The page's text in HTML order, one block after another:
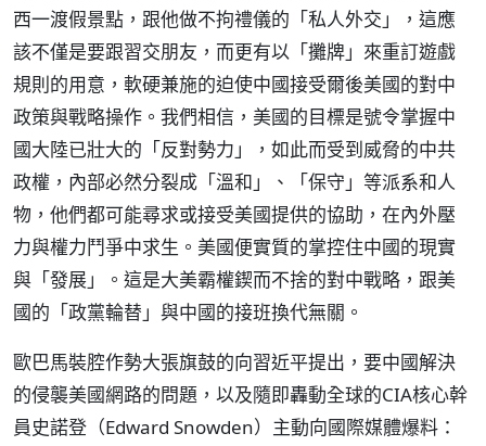
西一渡假景點，跟他做不拘禮儀的「私人外交」，這應
該不僅是要跟習交朋友，而更有以「攤牌」來重訂遊戲
規則的用意，軟硬兼施的迫使中國接受爾後美國的對中
政策與戰略操作。我們相信，美國的目標是號令掌握中
國大陸已壯大的「反對勢力」，如此而受到威脅的中共
政權，內部必然分裂成「溫和」、「保守」等派系和人
物，他們都可能尋求或接受美國提供的協助，在內外壓
力與權力鬥爭中求生。美國便實質的掌控住中國的現實
與「發展」。這是大美霸權鍥而不捨的對中戰略，跟美
國的「政黨輪替」與中國的接班換代無關。
歐巴馬裝腔作勢大張旗鼓的向習近平提出，要中國解決
的侵襲美國網路的問題，以及隨即轟動全球的CIA核心幹
員史諾登（Edward Snowden）主動向國際媒體爆料：